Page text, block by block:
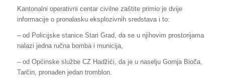
Kantonalni operativni centar civilne zaštite primio je dvije
informacije o pronalasku eksplozivnih sredstava i to:
– od Policijske stanice Stari Grad, da se u njihovim prostorijama
nalazi jedna ručna bomba i municija,
– od Općinske službe CZ Hadžići, da je u naselju Gornja Bioča,
Tarčin, pronađen jedan tromblon.